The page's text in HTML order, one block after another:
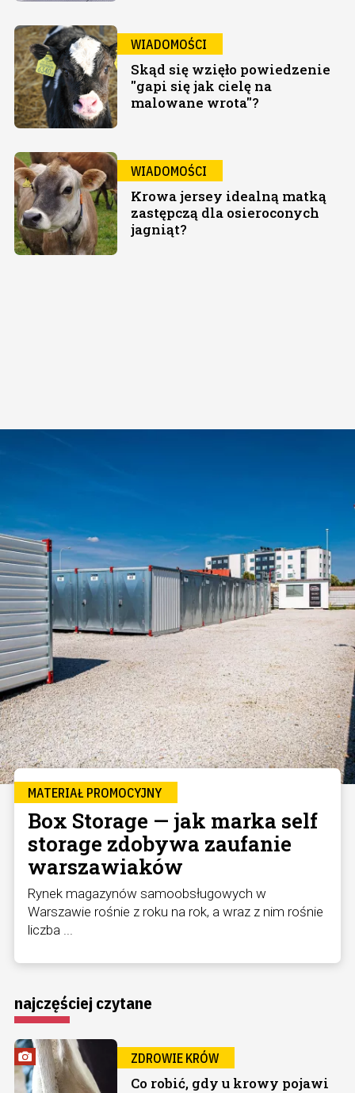
WIADOMOŚCI
Skąd się wzięło powiedzenie
"gapi się jak cielę na
malowane wrota"?
WIADOMOŚCI
Krowa jersey idealną matką
zastępczą dla osieroconych
jagniąt?
MATERIAŁ PROMOCYJNY
Box Storage — jak marka self
storage zdobywa zaufanie
warszawiaków
Rynek magazynów samoobsługowych w
Warszawie rośnie z roku na rok, a wraz z nim rośnie
liczba ...
najczęściej czytane
ZDROWIE KRÓW
Co robić, gdy u krowy pojawi